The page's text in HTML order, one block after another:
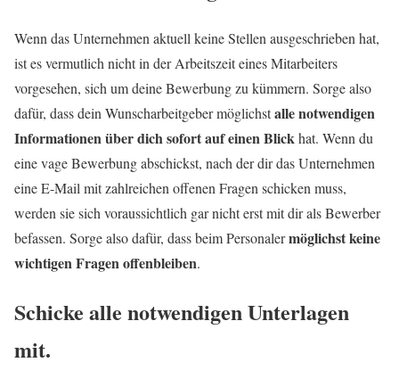
Wenn das Unternehmen aktuell keine Stellen ausgeschrieben hat,
ist es vermutlich nicht in der Arbeitszeit eines Mitarbeiters
vorgesehen, sich um deine Bewerbung zu kümmern. Sorge also
dafür, dass dein Wunscharbeitgeber möglichstalle notwendigen
Informationen über dich sofort auf einen Blickhat. Wenn du
eine vage Bewerbung abschickst, nach der dir das Unternehmen
eine E-Mail mit zahlreichen offenen Fragen schicken muss,
werden sie sich voraussichtlich gar nicht erst mit dir als Bewerber
befassen. Sorge also dafür, dass beim Personalermöglichst keine
wichtigen Fragen offenbleiben.
Schicke alle notwendigen Unterlagen
mit.